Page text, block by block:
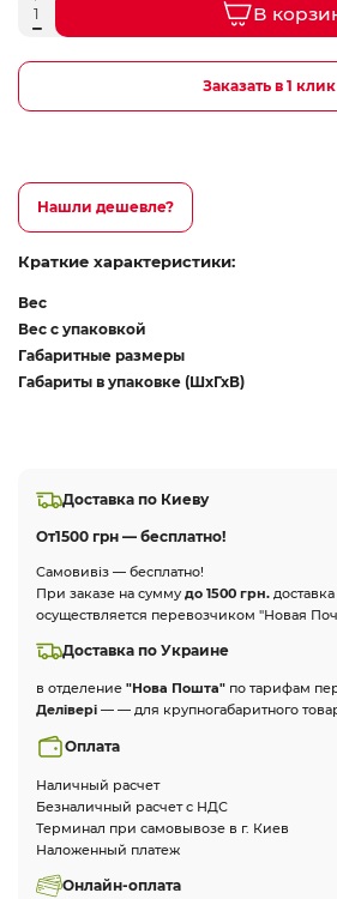
В
Заказать в 1 клик
Нашли дешевле?
Краткие характеристики:
Вес
Вес с упаковкой
Габаритные размеры
Габариты в упаковке (ШхГхВ)
Доставка по Киеву
От1500 грн — бесплатно!
Самовивіз — бесплатно!
При заказе на сумму до 1500 грн.
осуществляется перевозчиком "Новая
Доставка по Украине
в отделение "Нова Пошта" по тарифам
Делівері — — для крупногабаритного
Оплата
Наличный расчет
Безналичный расчет с НДС
Терминал при самовывозе в г. Киев
Наложенный платеж
Онлайн-оплата